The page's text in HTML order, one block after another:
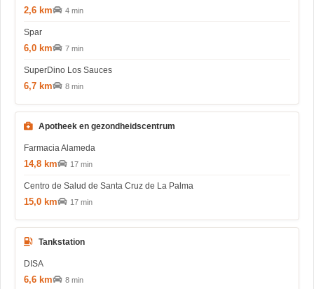
2,6 km 4 min
Spar
6,0 km 7 min
SuperDino Los Sauces
6,7 km 8 min
Apotheek en gezondheidscentrum
Farmacia Alameda
14,8 km 17 min
Centro de Salud de Santa Cruz de La Palma
15,0 km 17 min
Tankstation
DISA
6,6 km 8 min